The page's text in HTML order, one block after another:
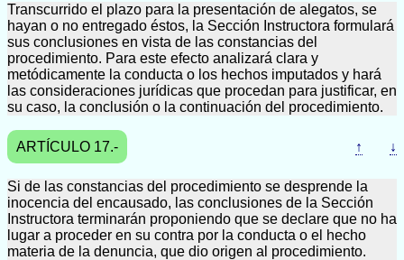
Transcurrido el plazo para la presentación de alegatos, se
hayan o no entregado éstos, la Sección Instructora formulará
sus conclusiones en vista de las constancias del
procedimiento. Para este efecto analizará clara y
metódicamente la conducta o los hechos imputados y hará
las consideraciones jurídicas que procedan para justificar, en
su caso, la conclusión o la continuación del procedimiento.
ARTÍCULO 17.- ↑ ↓
Si de las constancias del procedimiento se desprende la
inocencia del encausado, las conclusiones de la Sección
Instructora terminarán proponiendo que se declare que no ha
lugar a proceder en su contra por la conducta o el hecho
materia de la denuncia, que dio origen al procedimiento.